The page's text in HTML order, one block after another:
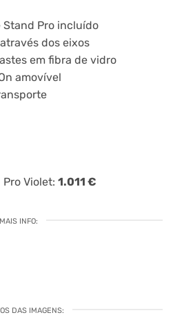
Pro incluído
dos eixos
em fibra de vidro
amovível
Pro Violet: 1.011 €
MAIS INFO:
DAS IMAGENS: